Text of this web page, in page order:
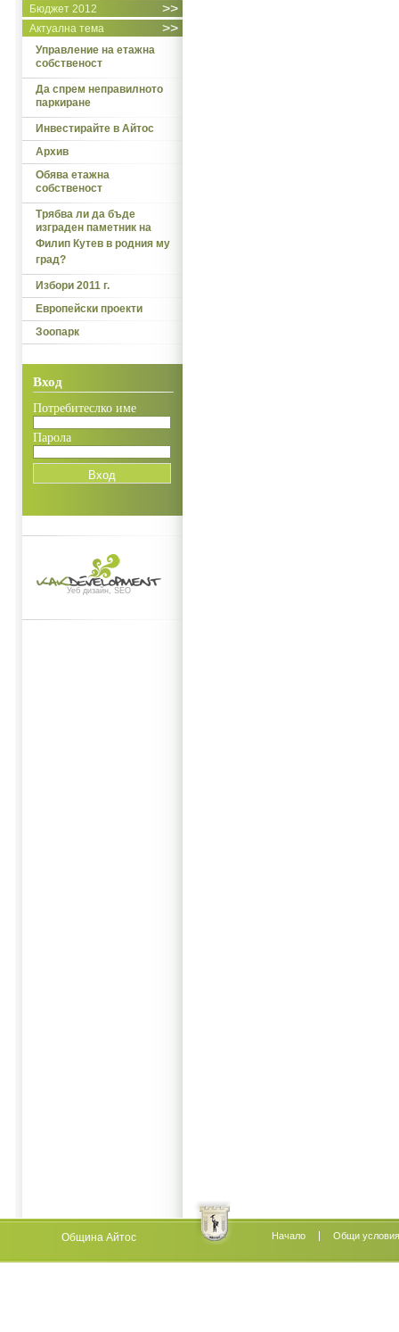
>>
Бюджет 2012
>>
Актуална тема
Управление на етажна
собственост
Да спрем неправилното
паркиране
Инвестирайте в Айтос
Архив
Обява етажна
собственост
Трябва ли да бъде
изграден паметник на
Филип Кутев в родния му
град?
Избори 2011 г.
Европейски проекти
Зоопарк
Вход
Потребитеслко име
Парола
Уеб дизайн, SEO
Община Айтос Начало Oбщи условия